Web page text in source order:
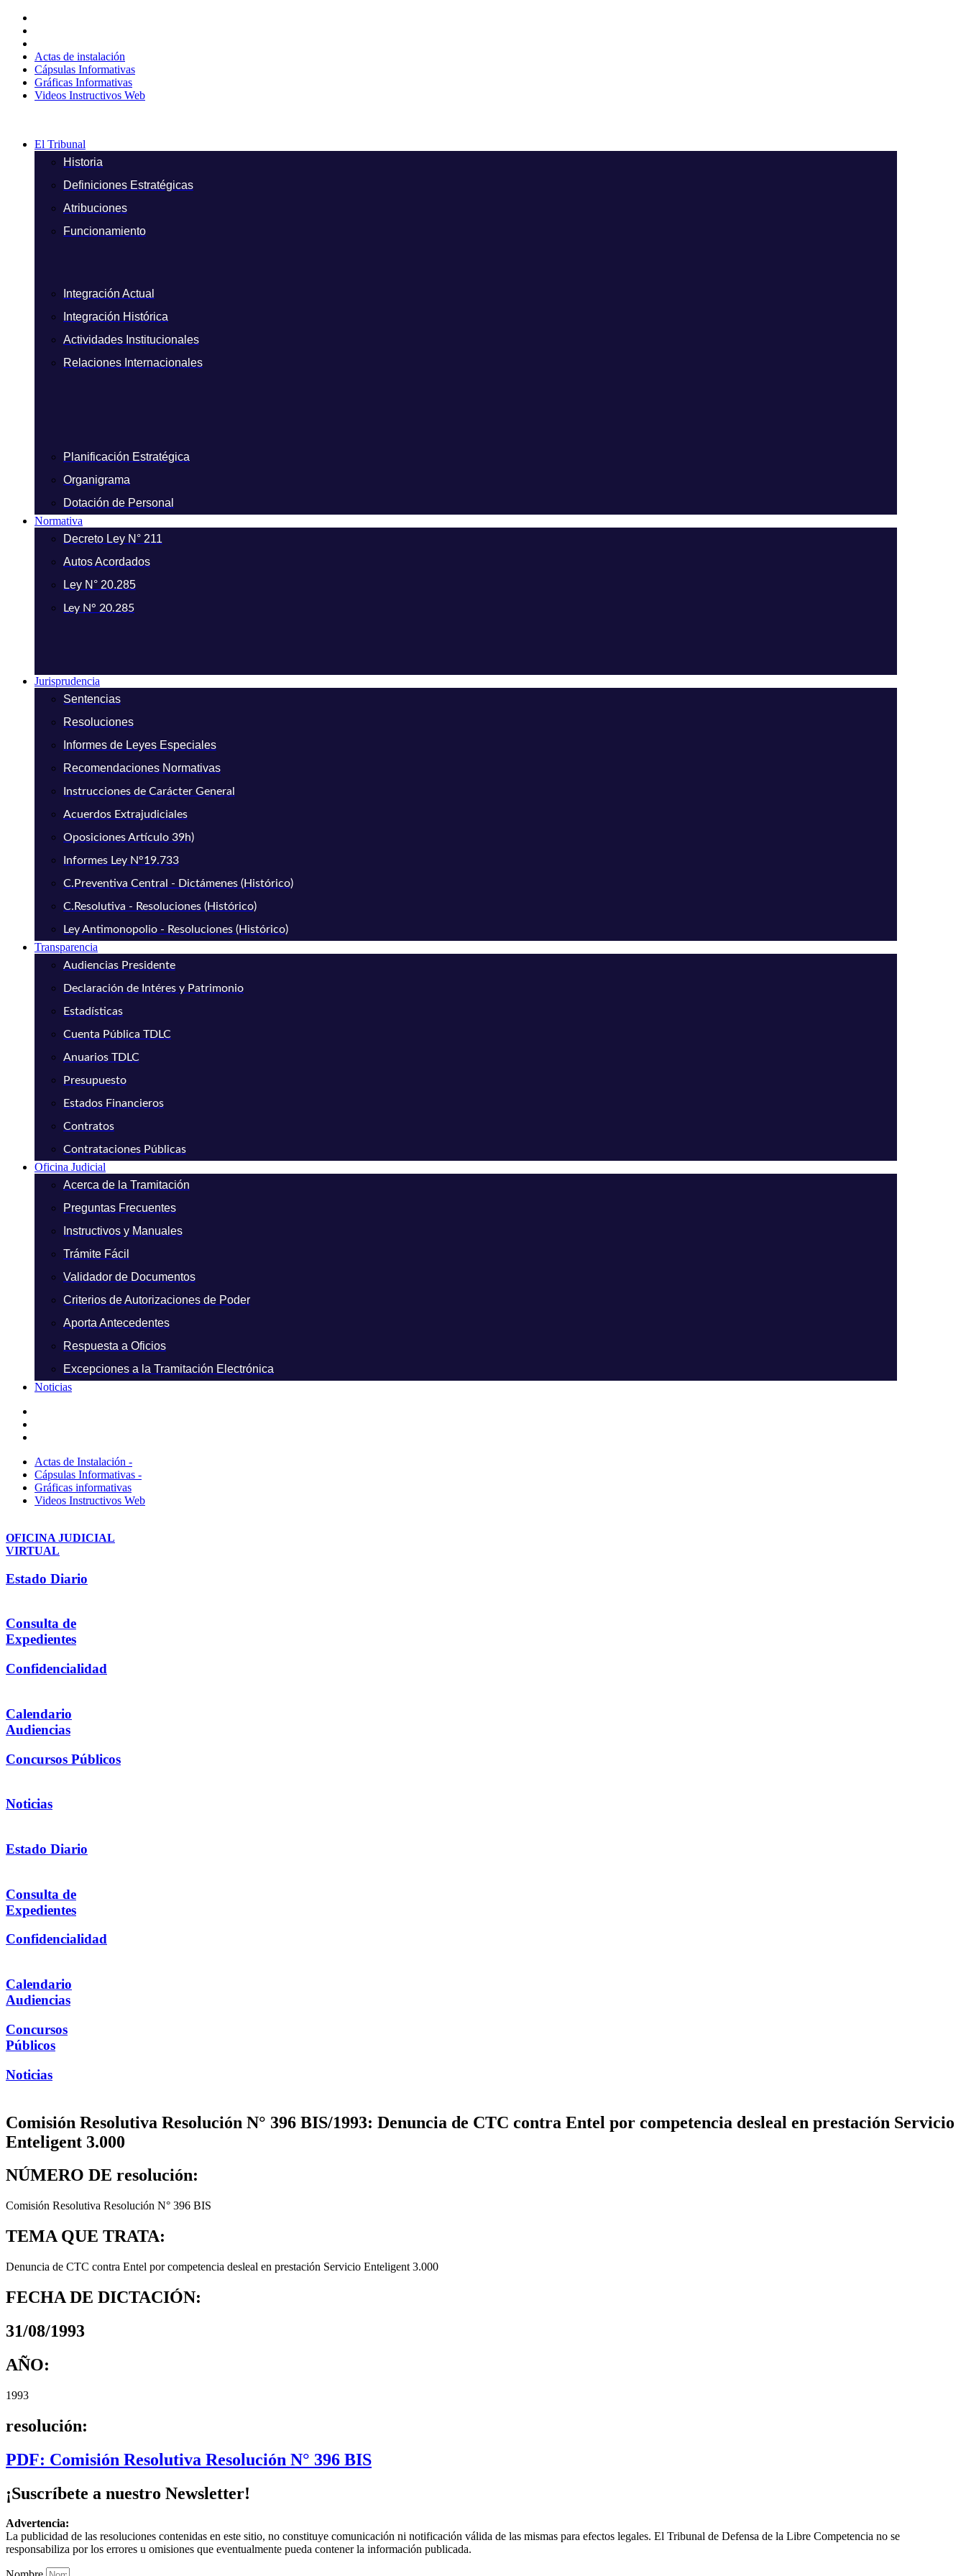
contenido
Actas de instalación
Cápsulas Informativas
Gráficas Informativas
Videos Instructivos Web
El Tribunal
Historia
Definiciones Estratégicas
Atribuciones
Funcionamiento
Integración Actual
Integración Histórica
Actividades Institucionales
Relaciones Internacionales
Planificación Estratégica
Organigrama
Dotación de Personal
Normativa
Decreto Ley N° 211
Autos Acordados
Ley N° 20.285
Ley N° 20.285
Jurisprudencia
Sentencias
Resoluciones
Informes de Leyes Especiales
Recomendaciones Normativas
Instrucciones de Carácter General
Acuerdos Extrajudiciales
Oposiciones Artículo 39h)
Informes Ley N°19.733
C.Preventiva Central - Dictámenes (Histórico)
C.Resolutiva - Resoluciones (Histórico)
Ley Antimonopolio - Resoluciones (Histórico)
Transparencia
Audiencias Presidente
Declaración de Intéres y Patrimonio
Estadísticas
Cuenta Pública TDLC
Anuarios TDLC
Presupuesto
Estados Financieros
Contratos
Contrataciones Públicas
Oficina Judicial
Acerca de la Tramitación
Preguntas Frecuentes
Instructivos y Manuales
Trámite Fácil
Validador de Documentos
Criterios de Autorizaciones de Poder
Aporta Antecedentes
Respuesta a Oficios
Excepciones a la Tramitación Electrónica
Noticias
Actas de Instalación -
Cápsulas Informativas -
Gráficas informativas
Videos Instructivos Web
OFICINA JUDICIAL
VIRTUAL
Estado Diario
Consulta de
Expedientes
Confidencialidad
Calendario
Audiencias
Concursos Públicos
Noticias
Estado Diario
Consulta de
Expedientes
Confidencialidad
Calendario
Audiencias
Concursos
Públicos
Noticias
Comisión Resolutiva Resolución N° 396 BIS/1993: Denuncia de CTC contra Entel por competencia desleal en prestación Servicio
Enteligent 3.000
NÚMERO DE resolución:
Comisión Resolutiva Resolución N° 396 BIS
TEMA QUE TRATA:
Denuncia de CTC contra Entel por competencia desleal en prestación Servicio Enteligent 3.000
FECHA DE DICTACIÓN:
31/08/1993
AÑO:
1993
resolución:
PDF: Comisión Resolutiva Resolución N° 396 BIS
¡Suscríbete a nuestro Newsletter!
Advertencia:
La publicidad de las resoluciones contenidas en este sitio, no constituye comunicación ni notificación válida de las mismas para efectos legales. El Tribunal de Defensa de la Libre Competencia no se
responsabiliza por los errores u omisiones que eventualmente pueda contener la información publicada.